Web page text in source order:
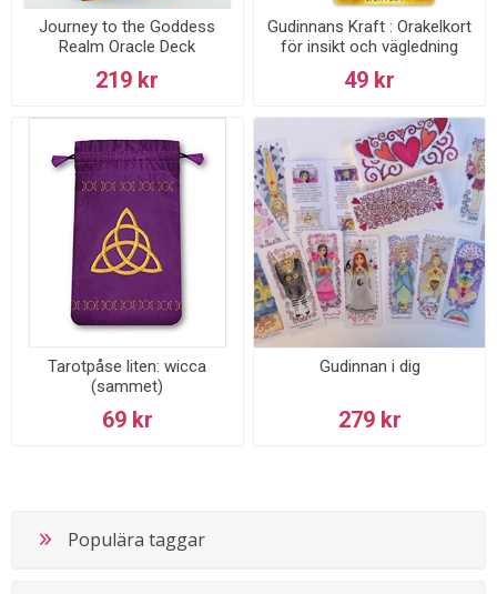
Journey to the Goddess
Realm Oracle Deck
219 kr
Gudinnans Kraft : Orakelkort
för insikt och vägledning
49 kr
Tarotpåse liten: wicca
(sammet)
69 kr
Gudinnan i dig
279 kr
Populära taggar